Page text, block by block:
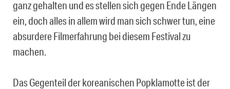
ganz gehalten und es stellen sich gegen Ende Längen
ein, doch alles in allem wird man sich schwer tun, eine
absurdere Filmerfahrung bei diesem Festival zu
machen.
Das Gegenteil der koreanischen Popklamotte ist der